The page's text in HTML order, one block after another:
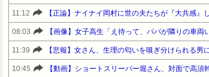
11:12 【正論】ナイナイ岡村に世の夫たちが『大共感』
08:03 【画像】女子高生「え待って、パパが隣りの車両
11:39 【悲報】女さん、生理の匂いを嗅ぎ分けられる男
10:45 【動画】ショートスリーパー堀さん、対面で高須